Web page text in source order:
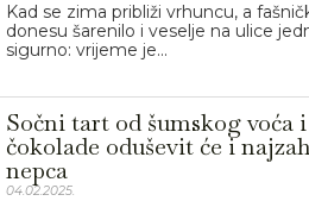
Kad se zima približi vrhuncu, a
donesu šarenilo i veselje na ulice
sigurno: vrijeme je...
Sočni tart od šumskog voća
čokolade oduševit će i
nepca
04.02.2025.